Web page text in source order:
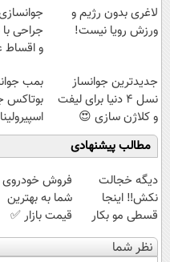
لاغری بدون رژیم و
ورزش رویا نیست!
جراحی
و اقساط
جدیدترین جوانساز
نسل 4 دنیا برای لیفت
و کلاژن سازی 😍
مشاوره رایگانه
بمب
بوتاکس
اسپیرولینا50%تخفیف
مطالب پیشنهادی
دیگه خجالت
نکش‼️ اینجا
قسطی مو بکار
(تضمینی)
فروش خودروی
شما به بهترین
قیمت بازار ✅
نظر شما